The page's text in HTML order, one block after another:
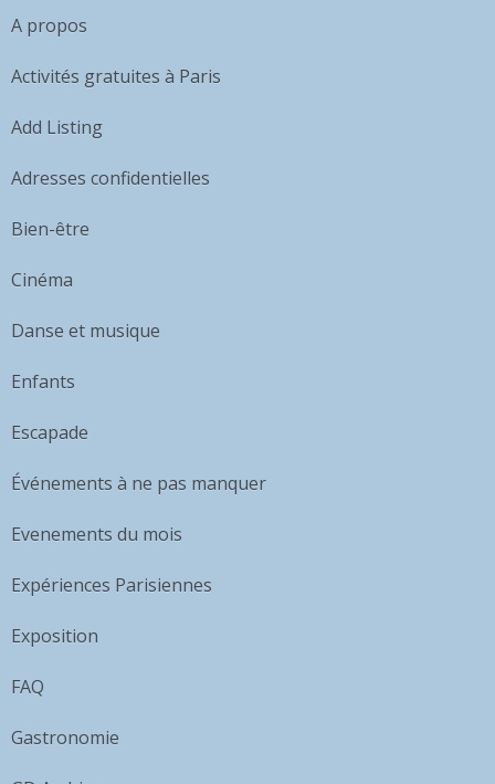
A propos
Activités gratuites à Paris
Add Listing
Adresses confidentielles
Bien-être
Cinéma
Danse et musique
Enfants
Escapade
Événements à ne pas manquer
Evenements du mois
Expériences Parisiennes
Exposition
FAQ
Gastronomie